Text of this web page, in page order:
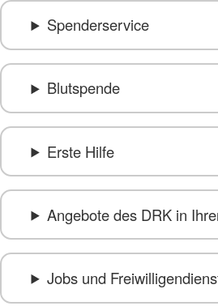
Spenderservice
Blutspende
Erste Hilfe
Angebote des DRK in
Jobs und